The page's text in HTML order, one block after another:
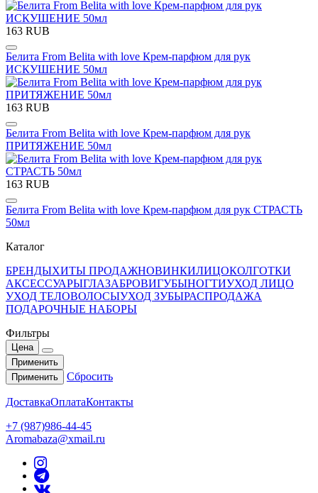
163 RUB
Белита From Belita with love Крем-парфюм для рук
ИСКУШЕНИЕ 50мл
163 RUB
Белита From Belita with love Крем-парфюм для рук
ПРИТЯЖЕНИЕ 50мл
163 RUB
Белита From Belita with love Крем-парфюм для рук СТРАСТЬ
50мл
Каталог
БРЕНДЫХИТЫ ПРОДАЖНОВИНКИЛИЦОКОЛГОТКИ
АКСЕССУАРЫГЛАЗАБРОВИГУБЫНОГТИУХОД ЛИЦО
УХОД ТЕЛОВОЛОСЫУХОД ЗУБЫРАСПРОДАЖА
ПОДАРОЧНЫЕ НАБОРЫ
Фильтры
Цена
Применить
Применить
Сбросить
ДоставкаОплатаКонтакты
+7 (987)986-44-45
Aromabaza@xmail.ru